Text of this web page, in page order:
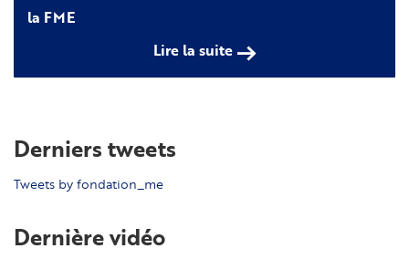
la FME
Lire la suite
Derniers tweets
Tweets by fondation_me
Dernière vidéo